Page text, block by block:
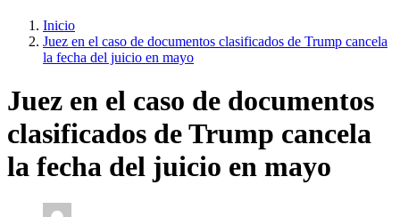
Inicio
Juez en el caso de documentos clasificados de Trump cancela
la fecha del juicio en mayo
Juez en el caso de documentos
clasificados de Trump cancela
la fecha del juicio en mayo